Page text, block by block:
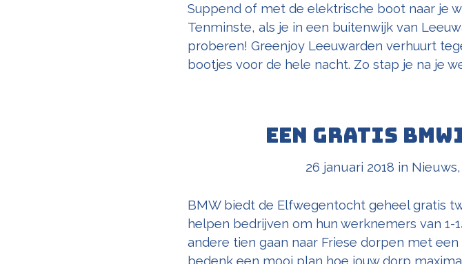
Suppend of met de elektrische boot naar je
Tenminste, als je in een buitenwijk van
proberen! Greenjoy Leeuwarden verhuurt
bootjes voor de hele nacht. Zo stap je na je
Een gratis
26 januari 2018 in Nieuws,
BMW biedt de Elfwegentocht geheel gratis
helpen bedrijven om hun werknemers van
andere tien gaan naar Friese dorpen met
bedenk een mooi plan hoe jouw dorp